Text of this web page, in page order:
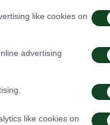
like cookies on
advertising
like cookies on